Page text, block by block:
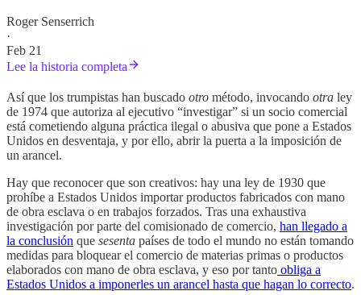
Roger Senserrich
·
Feb 21
Lee la historia completa
Así que los trumpistas han buscado otro método, invocando otra ley
de 1974 que autoriza al ejecutivo “investigar” si un socio comercial
está cometiendo alguna práctica ilegal o abusiva que pone a Estados
Unidos en desventaja, y por ello, abrir la puerta a la imposición de
un arancel.
Hay que reconocer que son creativos: hay una ley de 1930 que
prohíbe a Estados Unidos importar productos fabricados con mano
de obra esclava o en trabajos forzados. Tras una exhaustiva
investigación por parte del comisionado de comercio, han llegado a
la conclusión que sesenta países de todo el mundo no están tomando
medidas para bloquear el comercio de materias primas o productos
elaborados con mano de obra esclava, y eso por tanto obliga a
Estados Unidos a imponerles un arancel hasta que hagan lo correcto.